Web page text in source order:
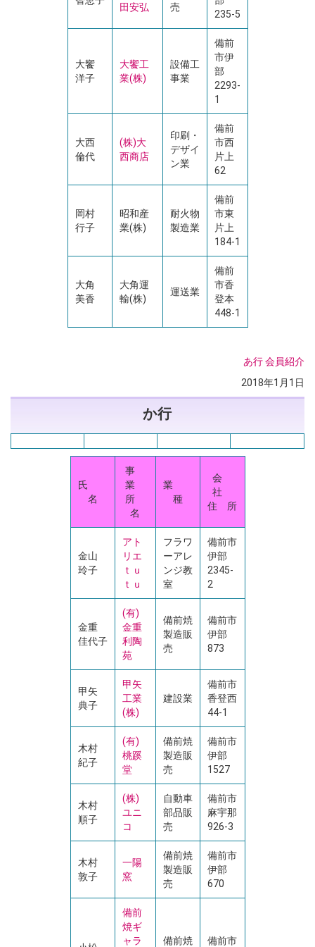
田安弘 売
235-5
大饗
洋子
大饗工
業(株)
設備工
事業
備前
市伊
部
2293-
1
大西
倫代
(株)大
西商店
印刷・
デザイ
ン業
備前
市西
片上
62
岡村
行子
昭和産
業(株)
耐火物
製造業
備前
市東
片上
184-1
大角
美香
大角運
輸(株)
運送業
備前
市香
登本
448-1
あ行会員紹介
2018年1月1日
か行
氏
名
事
業
所
名
業
種
会
社
住 所
金山
玲子
アト
リエ
ｔｕ
ｔｕ
フラワ
ーアレ
ンジ教
室
備前市
伊部
2345-
2
金重
佳代子
(有)
金重
利陶
苑
備前焼
製造販
売
備前市
伊部
873
甲矢
典子
甲矢
工業
(株)
建設業
備前市
香登西
44-1
木村
紀子
(有)
桃蹊
堂
備前焼
製造販
売
備前市
伊部
1527
木村
順子
(株)
ユニ
コ
自動車
部品販
売
備前市
麻宇那
926-3
木村
敦子
一陽
窯
備前焼
製造販
売
備前市
伊部
670
備前
焼ギ
ャラ
備前焼 備前市